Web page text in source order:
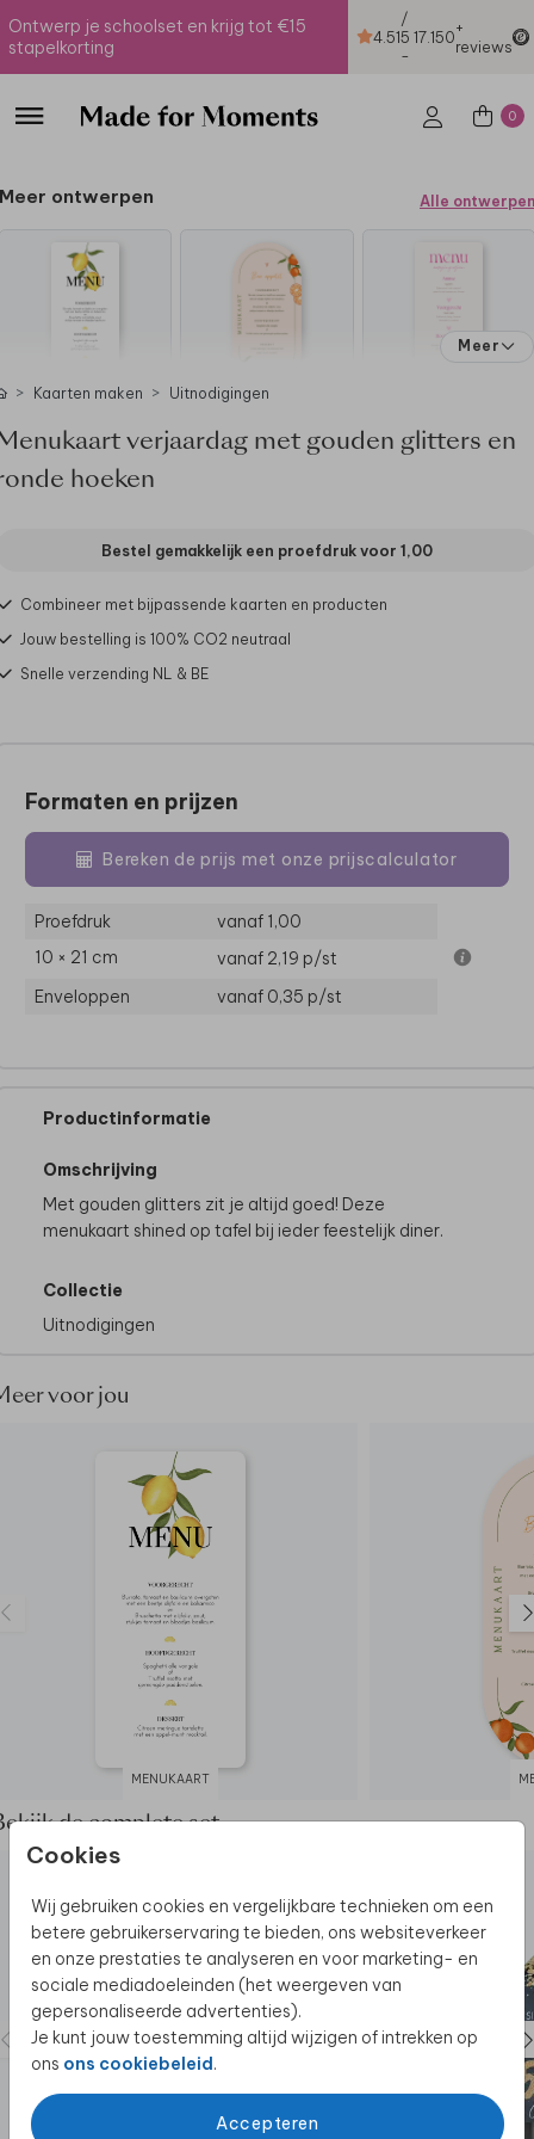
Ontwerp je schoolset en krijg tot €15
stapelkorting
4.51
/
5
-
17.150+
reviews
0
Cookies
Wij gebruiken cookies en vergelijkbare technieken om een
betere gebruikerservaring te bieden, ons websiteverkeer
en onze prestaties te analyseren en voor marketing- en
sociale mediadoeleinden (het weergeven van
gepersonaliseerde advertenties).
Je kunt jouw toestemming altijd wijzigen of intrekken op
ons ons cookiebeleid.
Accepteren
Meer ontwerpen Alle ontwerpen
Meer
Kaarten maken Uitnodigingen
verjaardag met gouden glitters en
hoeken
Bestel gemakkelijk een proefdruk voor 1,00
Combineer met bijpassende kaarten en producten
Jouw bestelling is 100% CO2 neutraal
Snelle verzending NL & BE
Formaten en prijzen
Bereken de prijs met onze prijscalculator
Proefdruk
vanaf 1,00
10 × 21 cm
vanaf 2,19 p/st
Enveloppen
vanaf 0,35 p/st
Productinformatie
Omschrijving
Met gouden glitters zit je altijd goed! Deze
menukaart shined op tafel bij ieder feestelijk diner.
Collectie
Uitnodigingen
voor jou
MENUKAART
de complete set